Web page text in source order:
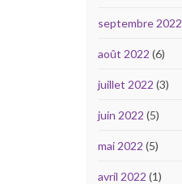
septembre 2022
août 2022 (6)
juillet 2022 (3)
juin 2022 (5)
mai 2022 (5)
avril 2022 (1)